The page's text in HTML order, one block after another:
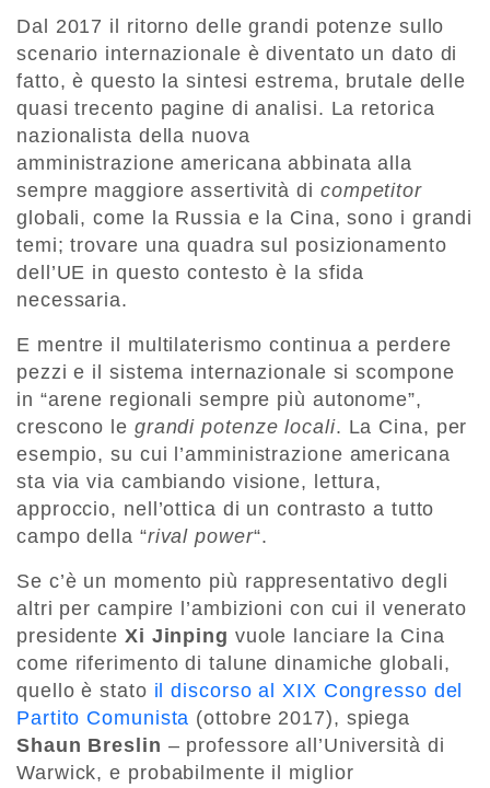
Dal 2017 il ritorno delle grandi potenze sullo
scenario internazionale è diventato un dato di
fatto, è questo la sintesi estrema, brutale delle
quasi trecento pagine di analisi. La retorica
nazionalista della nuova
amministrazione americana abbinata alla
sempre maggiore assertività di competitor
globali, come la Russia e la Cina, sono i grandi
temi; trovare una quadra sul posizionamento
dell’UE in questo contesto è la sfida
necessaria.
E mentre il multilaterismo continua a perdere
pezzi e il sistema internazionale si scompone
in “arene regionali sempre più autonome”,
crescono le grandi potenze locali. La Cina, per
esempio, su cui l’amministrazione americana
sta via via cambiando visione, lettura,
approccio, nell’ottica di un contrasto a tutto
campo della “rival power“.
Se c’è un momento più rappresentativo degli
altri per campire l’ambizioni con cui il venerato
presidente Xi Jinping vuole lanciare la Cina
come riferimento di talune dinamiche globali,
quello è stato il discorso al XIX Congresso del
Partito Comunista (ottobre 2017), spiega
Shaun Breslin – professore all’Università di
Warwick, e probabilmente il miglior